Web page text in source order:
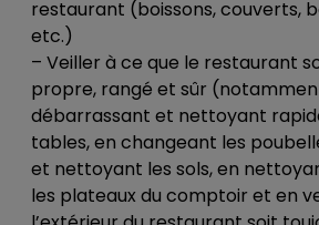
restaurant (boissons, couverts,
etc.)
– Veiller à ce que le restaurant
propre, rangé et sûr
débarrassant et nettoyant
tables, en changeant les
et nettoyant les sols, en
les plateaux du comptoir et en